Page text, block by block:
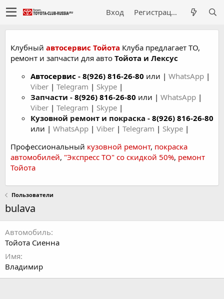
Вход Регистрация
Клубный автосервис Тойота Клуба предлагает ТО,
ремонт и запчасти для авто Тойота и Лексус
Автосервис - 8(926) 816-26-80 или | WhatsApp |
Viber | Telegram | Skype |
Запчасти - 8(926) 816-26-80 или | WhatsApp |
Viber | Telegram | Skype |
Кузовной ремонт и покраска - 8(926) 816-26-80
или | WhatsApp | Viber | Telegram | Skype |
Профессиональный кузовной ремонт, покраска
автомобилей, "Экспресс ТО" со скидкой 50%, ремонт
Тойота
Пользователи
bulava
Автомобиль
Тойота Сиенна
Имя
Владимир